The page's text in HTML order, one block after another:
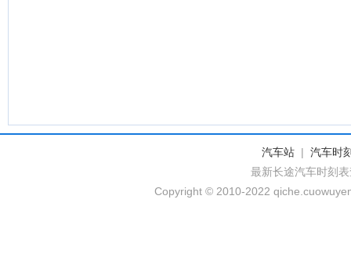
汽车站 | 汽车时
最新长途汽车时刻
Copyright © 2010-2022